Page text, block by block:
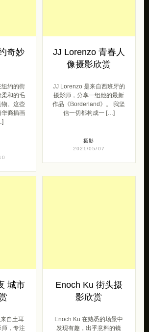
奇妙
纽约的街
和的毛
物。这些
裔插画
JJ Lorenzo 青春人
像摄影欣赏
JJ Lorenzo 是来自西班牙的
摄影师，分享一组他的最新
作品《Borderland》。 我坚
信一切都构成一 […]
摄影
2021/05/07
城市
自土耳
，专注
Enoch Ku 街头摄
影欣赏
Enoch Ku 在熟悉的场景中
发现有趣，出乎意料的镜